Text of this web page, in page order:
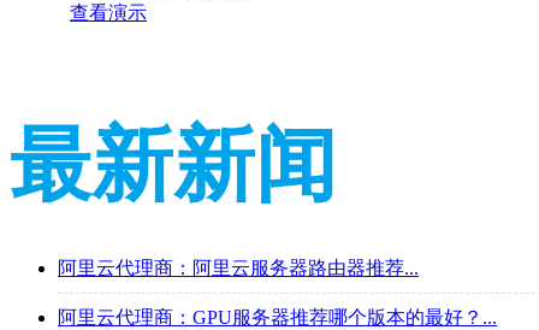
查看演示
最新新闻
阿里云代理商：阿里云服务器路由器推荐...
阿里云代理商：GPU服务器推荐哪个版本的最好？...